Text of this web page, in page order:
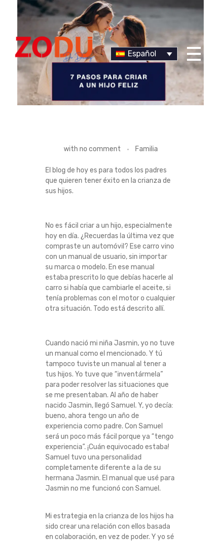
Dr Duany
Español
with no comment Familia
El blog de hoy es para todos los padres
que quieren tener éxito en la crianza de
sus hijos.
No es fácil criar a un hijo, especialmente
hoy en día. ¿Recuerdas la última vez que
compraste un automóvil? Ese carro vino
con un manual de usuario, sin importar
su marca o modelo. En ese manual
estaba prescrito lo que debías hacerle al
carro si había que cambiarle el aceite, si
tenía problemas con el motor o cualquier
otra situación. Todo está descrito allí.
Cuando nació mi niña Jasmin, yo no tuve
un manual como el mencionado. Y tú
tampoco tuviste un manual al tener a
tus hijos. Yo tuve que “inventármela”
para poder resolver las situaciones que
se me presentaban. Al año de haber
nacido Jasmin, llegó Samuel. Y, yo decía:
bueno, ahora tengo un año de
experiencia como padre. Con Samuel
será un poco más fácil porque ya “tengo
experiencia”. ¡Cuán equivocado estaba!
Samuel tuvo una personalidad
completamente diferente a la de su
hermana Jasmin. El manual que usé para
Jasmin no me funcionó con Samuel.
Mi estrategia en la crianza de los hijos ha
sido crear una relación con ellos basada
en colaboración, en vez de poder. Y yo sé